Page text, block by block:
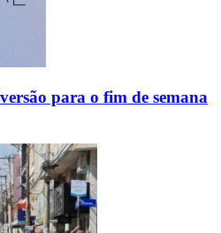
para o fim de semana